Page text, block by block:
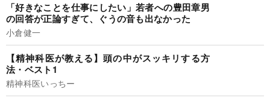
「好きなことを仕事にしたい」若者への豊田章男
の回答が正論すぎて、ぐうの音も出なかった
小倉健一
【精神科医が教える】頭の中がスッキリする方
法・ベスト1
精神科医いっちー